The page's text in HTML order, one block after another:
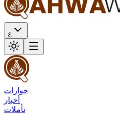
ع
حوارات
أخبار
تأملات